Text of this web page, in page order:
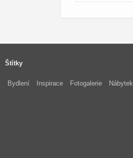
Štítky
Bydlení Inspirace Fotogalerie Nábytek